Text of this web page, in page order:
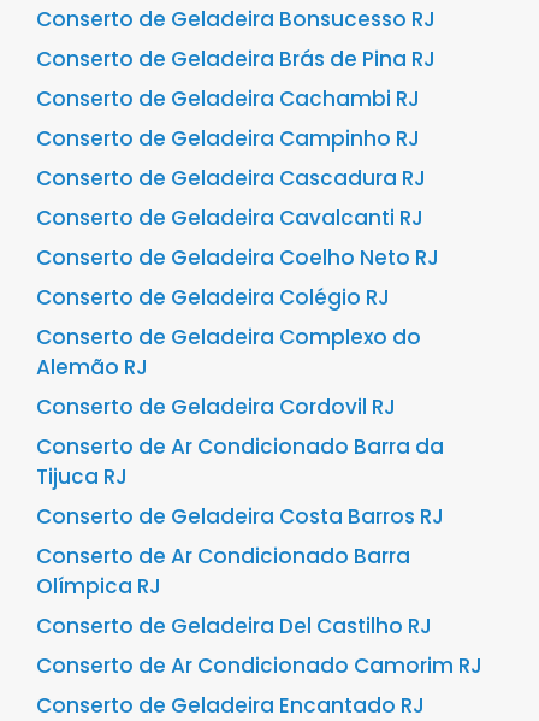
Conserto de Geladeira Bonsucesso RJ
Conserto de Geladeira Brás de Pina RJ
Conserto de Geladeira Cachambi RJ
Conserto de Geladeira Campinho RJ
Conserto de Geladeira Cascadura RJ
Conserto de Geladeira Cavalcanti RJ
Conserto de Geladeira Coelho Neto RJ
Conserto de Geladeira Colégio RJ
Conserto de Geladeira Complexo do
Alemão RJ
Conserto de Geladeira Cordovil RJ
Conserto de Ar Condicionado Barra da
Tijuca RJ
Conserto de Geladeira Costa Barros RJ
Conserto de Ar Condicionado Barra
Olímpica RJ
Conserto de Geladeira Del Castilho RJ
Conserto de Ar Condicionado Camorim RJ
Conserto de Geladeira Encantado RJ